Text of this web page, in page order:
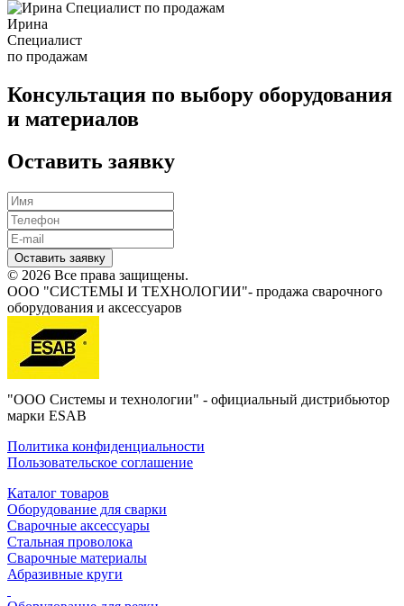
Ирина
Специалист
по продажам
Консультация по выбору оборудования
и материалов
Оставить заявку
Оставить заявку
© 2026 Все права защищены.
ООО "СИСТЕМЫ И ТЕХНОЛОГИИ"- продажа сварочного
оборудования и аксессуаров
"ООО Системы и технологии" - официальный дистрибьютор
марки ESAB
Политика конфиденциальности
Пользовательское соглашение
Каталог товаров
Оборудование для сварки
Сварочные аксессуары
Стальная проволока
Сварочные материалы
Абразивные круги